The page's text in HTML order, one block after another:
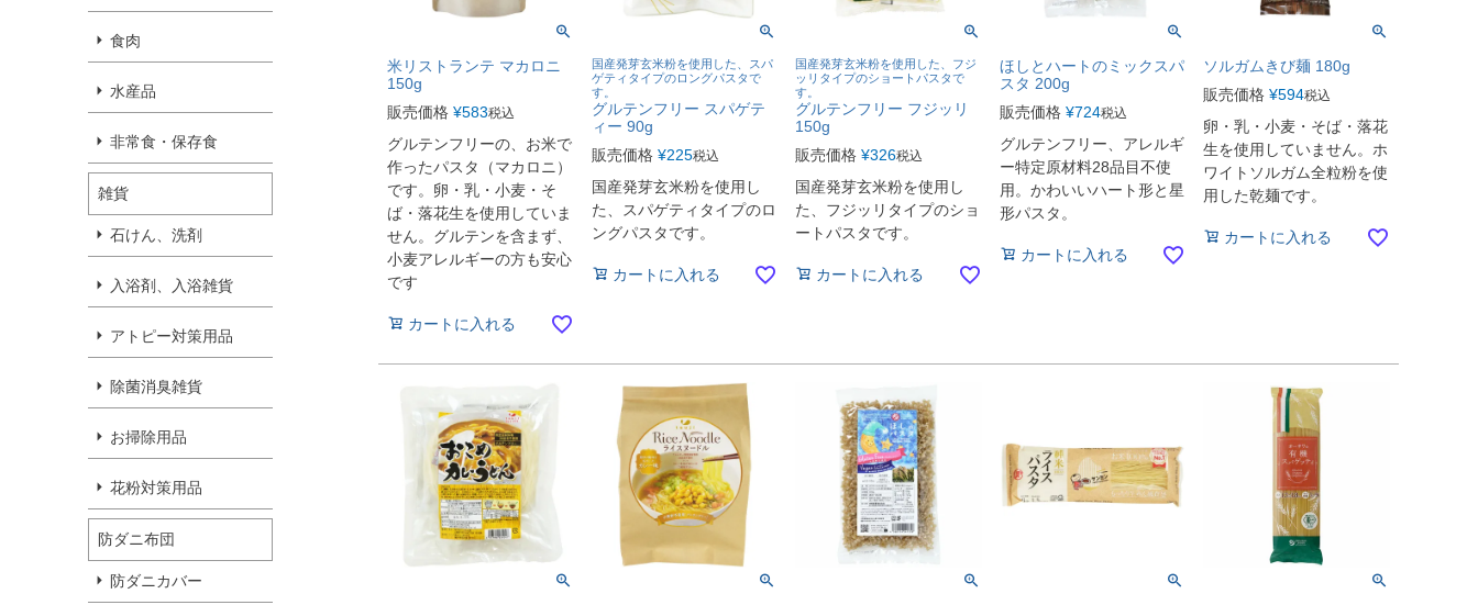
食肉
水産品
非常食・保存食
雑貨
石けん、洗剤
入浴剤、入浴雑貨
アトピー対策用品
除菌消臭雑貨
お掃除用品
花粉対策用品
防ダニ布団
防ダニカバー
米リストランテ マカロニ
150g
販売価格 ¥583税込
グルテンフリーの、お米で
作ったパスタ（マカロニ）
です。卵・乳・小麦・そ
ば・落花生を使用していま
せん。グルテンを含まず、
小麦アレルギーの方も安心
です
カートに入れる
国産発芽玄米粉を使用した、スパ
ゲティタイプのロングパスタで
す。
グルテンフリー スパゲテ
ィー 90g
販売価格 ¥225税込
国産発芽玄米粉を使用し
た、スパゲティタイプのロ
ングパスタです。
カートに入れる
国産発芽玄米粉を使用した、フジ
ッリタイプのショートパスタで
す。
グルテンフリー フジッリ
150g
販売価格 ¥326税込
国産発芽玄米粉を使用し
た、フジッリタイプのショ
ートパスタです。
カートに入れる
ほしとハートのミックスパ
スタ 200g
販売価格 ¥724税込
グルテンフリー、アレルギ
ー特定原材料28品目不使
用。かわいいハート形と星
形パスタ。
カートに入れる
ソルガムきび麺 180g
販売価格 ¥594税込
卵・乳・小麦・そば・落花
生を使用していません。ホ
ワイトソルガム全粒粉を使
用した乾麺です。
カートに入れる